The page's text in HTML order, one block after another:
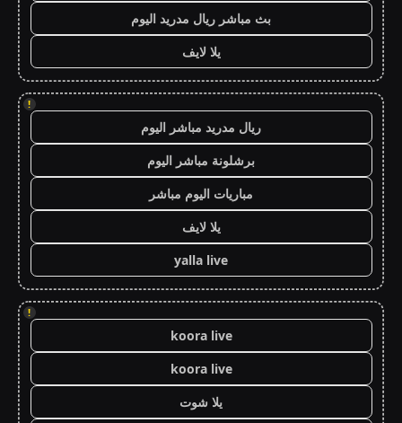
بث مباشر ريال مدريد اليوم
يلا لايف
!
ريال مدريد مباشر اليوم
برشلونة مباشر اليوم
مباريات اليوم مباشر
يلا لايف
yalla live
!
koora live
koora live
يلا شوت